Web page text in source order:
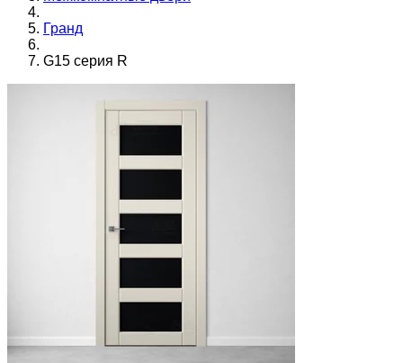
Гранд
G15 серия R